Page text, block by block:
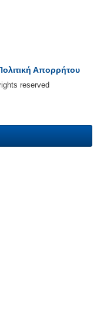
Απορρήτου
reserved